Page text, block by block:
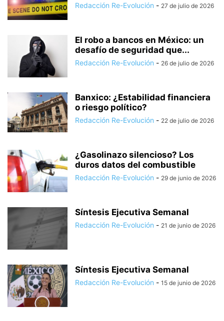
Redacción Re-Evolución - 27 de julio de 2026
El robo a bancos en México: un
desafío de seguridad que...
Redacción Re-Evolución - 26 de julio de 2026
Banxico: ¿Estabilidad financiera
o riesgo político?
Redacción Re-Evolución - 22 de julio de 2026
¿Gasolinazo silencioso? Los
duros datos del combustible
Redacción Re-Evolución - 29 de junio de 2026
Síntesis Ejecutiva Semanal
Redacción Re-Evolución - 21 de junio de 2026
Síntesis Ejecutiva Semanal
Redacción Re-Evolución - 15 de junio de 2026